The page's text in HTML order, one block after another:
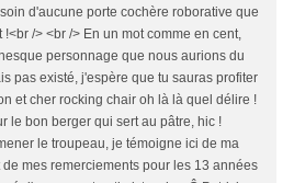
d'aucune porte cochère roborative que
/> <br /> En un mot comme en cent,
personnage que nous aurions du
pas existé, j'espère que tu sauras profiter
et cher rocking chair oh là là quel délire !
le bon berger qui sert au pâtre, hic !
le troupeau, je témoigne ici de ma
mes remerciements pour les 13 années